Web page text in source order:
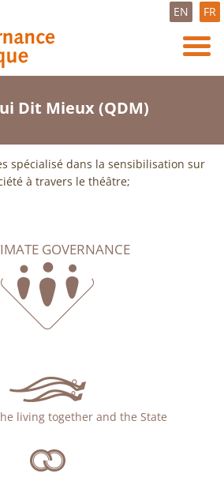
EN FR
Dit Mieux (QDM)
spécialisé dans la sensibilisation sur
à travers le théâtre;
GOVERNANCE
living together and the State